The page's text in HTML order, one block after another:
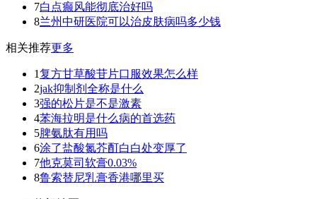
7白点癫风能彻底治好吗
8兰州中研医院可以治皮肤病吗多少钱
相关推荐更多
1复方甘草酸苷片口服效果怎么样
2jak抑制剂全称是什么
3强的松片是不是激素
4苯海拉明是什么病的首选药
5脾氨肽有用吗
6涂了盐酸氮芥酊白白处变厚了
7他克莫司软膏0.03%
8鲁索替尼乳膏香港哪里买